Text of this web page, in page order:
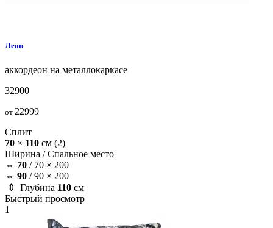
Леон
аккордеон на металлокаркасе
32900
от 22999
Сплит
70 × 110 см (2)
Ширина /Спальное место
⇔ 70 / 70 × 200
⇔ 90 /90 × 200
⇕ Глубина 110 см
Быстрый просмотр
1